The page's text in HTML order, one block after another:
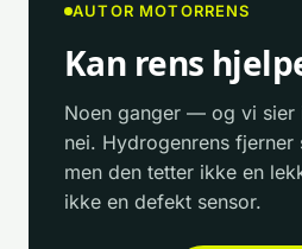
AUTOR MOTORRENS
Kan rens
Noen ganger — og vi sier
nei. Hydrogenrens fjerner
men den tetter ikke en
ikke en defekt sensor.